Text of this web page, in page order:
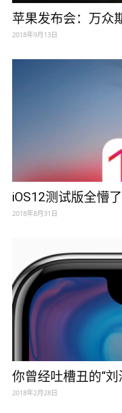
苹果发布会：万众
2018年9月13日
iOS12测试版全懵
2018年8月31日
你曾经吐槽丑的“刘
2018年2月28日